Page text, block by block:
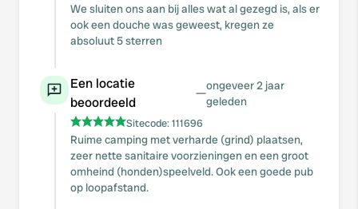
We sluiten ons aan bij alles wat al gezegd is, als er
ook een douche was geweest, kregen ze
absoluut 5 sterren
Een locatie
beoordeeld
—ongeveer 2 jaar
geleden
Sitecode:111696
Ruime camping met verharde (grind) plaatsen,
zeer nette sanitaire voorzieningen en een groot
omheind (honden)speelveld. Ook een goede pub
op loopafstand.